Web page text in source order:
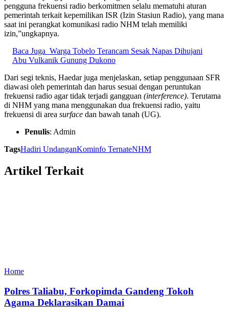
pengguna frekuensi radio berkomitmen selalu mematuhi aturan
pemerintah terkait kepemilikan ISR (Izin Stasiun Radio), yang mana
saat ini perangkat komunikasi radio NHM telah memiliki
izin,”ungkapnya.
Baca Juga Warga Tobelo Terancam Sesak Napas Dihujani
Abu Vulkanik Gunung Dukono
Dari segi teknis, Haedar juga menjelaskan, setiap penggunaan SFR
diawasi oleh pemerintah dan harus sesuai dengan peruntukan
frekuensi radio agar tidak terjadi gangguan (interference). Terutama
di NHM yang mana menggunakan dua frekuensi radio, yaitu
frekuensi di area surface dan bawah tanah (UG).
Penulis: Admin
TagsHadiri UndanganKominfo TernateNHM
Artikel Terkait
Home
Polres Taliabu, Forkopimda Gandeng Tokoh
Agama Deklarasikan Damai